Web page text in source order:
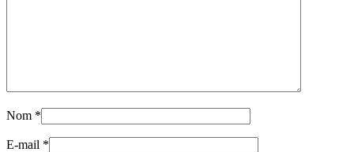
Nom *
E-mail *